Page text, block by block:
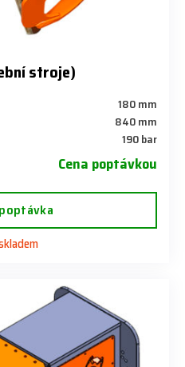
stroje)
180 mm
840 mm
190 bar
Cena poptávkou